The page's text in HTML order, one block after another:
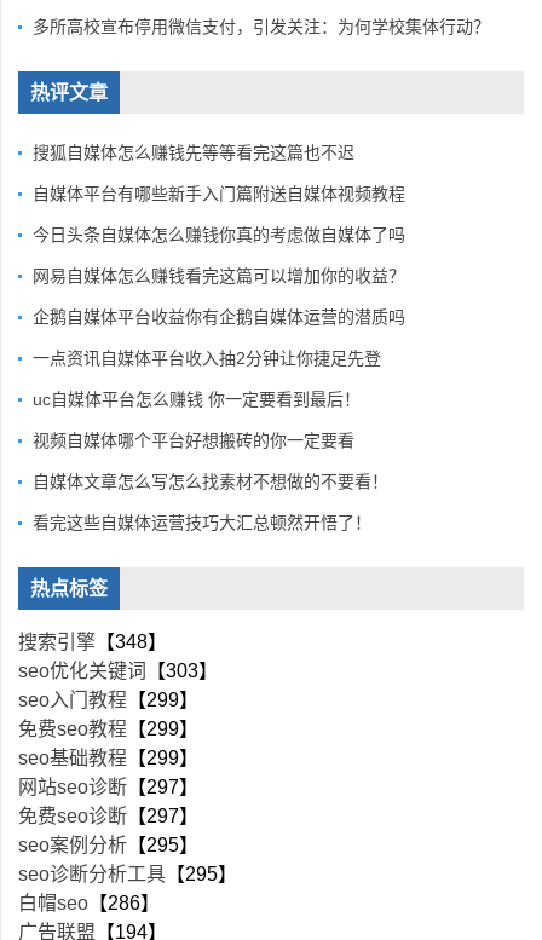
多所高校宣布停用微信支付，引发关注：为何学校集体行动？
热评文章
搜狐自媒体怎么赚钱先等等看完这篇也不迟
自媒体平台有哪些新手入门篇附送自媒体视频教程
今日头条自媒体怎么赚钱你真的考虑做自媒体了吗
网易自媒体怎么赚钱看完这篇可以增加你的收益？
企鹅自媒体平台收益你有企鹅自媒体运营的潜质吗
一点资讯自媒体平台收入抽2分钟让你捷足先登
uc自媒体平台怎么赚钱 你一定要看到最后！
视频自媒体哪个平台好想搬砖的你一定要看
自媒体文章怎么写怎么找素材不想做的不要看！
看完这些自媒体运营技巧大汇总顿然开悟了！
热点标签
搜索引擎 【348】
seo优化关键词
【303】
seo入门教程 【299】
免费seo教程 【299】
seo基础教程 【299】
网站seo诊断 【297】
免费seo诊断 【297】
seo案例分析 【295】
seo诊断分析工具 【295】
白帽seo 【286】
广告联盟 【194】